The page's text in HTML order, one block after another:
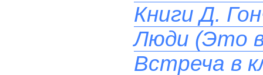
Книги Д.
Люди (Это
Встреча в